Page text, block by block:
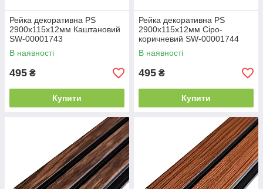
Рейка декоративна PS
2900х115х12мм Каштановий
SW-00001743
В наявності
495 ₴
Купити
Рейка декоративна PS
2900х115х12мм Сіро-
коричневий SW-00001744
В наявності
495 ₴
Купити